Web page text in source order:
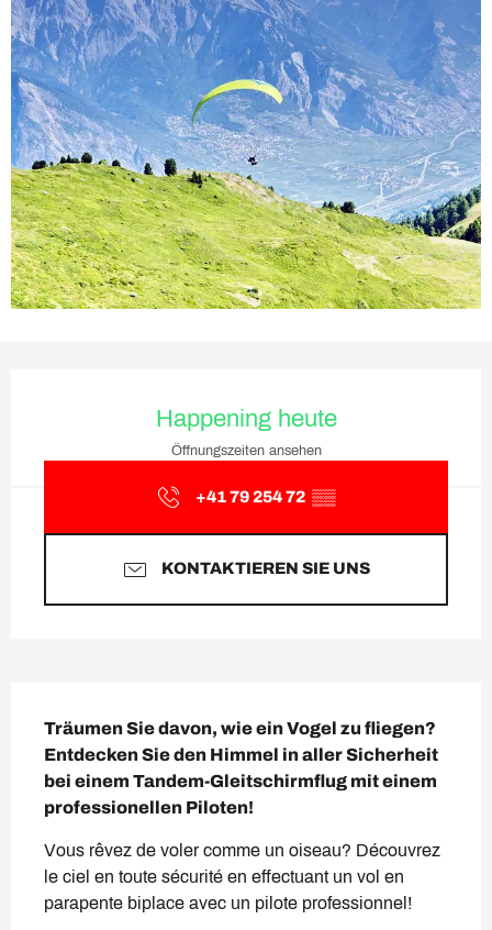
Happening heute
Öffnungszeiten ansehen
+41 79 254 72 ▒▒
KONTAKTIEREN SIE UNS
Träumen Sie davon, wie ein Vogel zu fliegen?
Entdecken Sie den Himmel in aller Sicherheit
bei einem Tandem-Gleitschirmflug mit einem
professionellen Piloten!
Vous rêvez de voler comme un oiseau? Découvrez
le ciel en toute sécurité en effectuant un vol en
parapente biplace avec un pilote professionnel!